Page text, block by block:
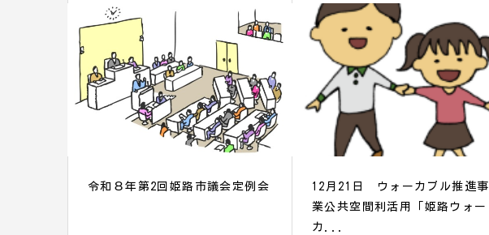
令和８年第2回姫路市議会定例会
12月21日 ウォーカブル推進事
業公共空間利活用「姫路ウォー
カ...